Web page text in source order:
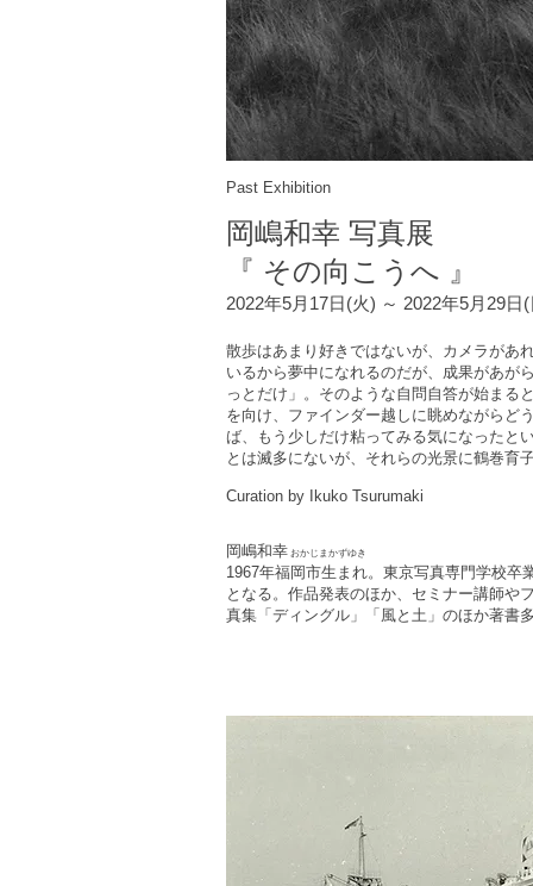
Past Exhibition
岡嶋和幸 写真展
『 その向こうへ 』
2022年5月17日(火) ～ 2022年5月29日
散歩はあまり好きではないが、カメラがあ
いるから夢中になれるのだが、成果があが
っとだけ」。そのような自問自答が始まる
を向け、ファインダー越しに眺めながらど
ば、もう少しだけ粘ってみる気になったと
とは滅多にないが、それらの光景に鶴巻育
Curation by Ikuko Tsurumaki
岡嶋和幸 おかじまかずゆき
1967年福岡市生まれ。東京写真専門学校
となる。作品発表のほか、セミナー講師や
真集「ディングル」「風と土」のほか著書